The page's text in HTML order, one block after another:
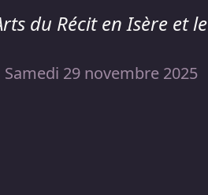
du Récit en Isère et
Samedi 29 novembre 2025